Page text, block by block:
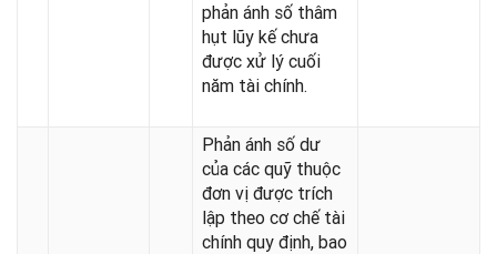
phản ánh số thâm
hụt lũy kế chưa
được xử lý cuối
năm tài chính.
Phản ánh số dư
của các quỹ thuộc
đơn vị được trích
lập theo cơ chế tài
chính quy định, bao